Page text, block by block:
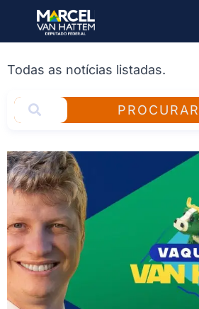
Todas as notícias listadas.
PROCURAR